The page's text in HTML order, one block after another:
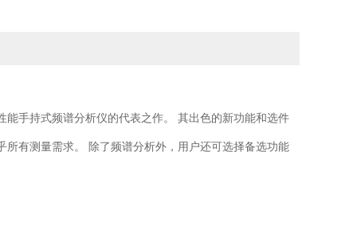
能手持式频谱分析仪的代表之作。 其出色的新功能和选件
所有测量需求。 除了频谱分析外，用户还可选择备选功能